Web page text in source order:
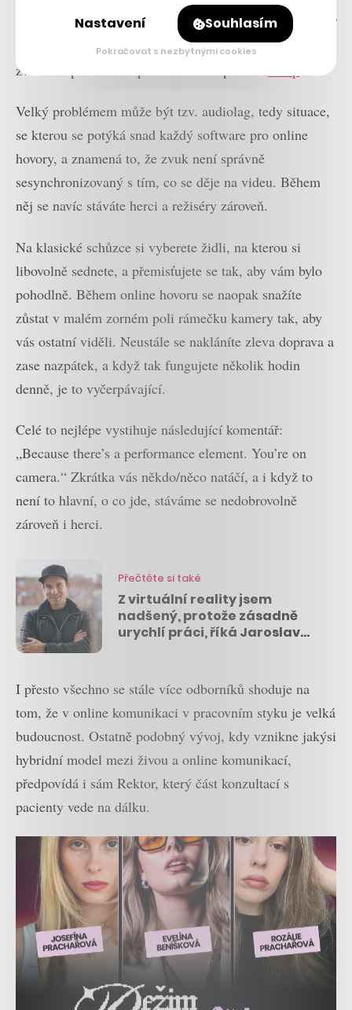
nicméně do blízké budoucnosti řešitelný. Ostatně už teď
existují služby, které právě tyto nepříjemné ruchy
zvládnou potlačit. Například audio aplikace
Velký problémem může být tzv. audiolag, tedy situace,
se kterou se potýká snad každý software pro online
hovory, a znamená to, že zvuk není správně
sesynchronizovaný s tím, co se děje na videu. Během
něj se navíc stáváte herci a režiséry zároveň.
Na klasické schůzce si vyberete židli, na kterou si
libovolně sednete, a přemisťujete se tak, aby vám bylo
pohodlně. Během online hovoru se naopak snažíte
zůstat v malém zorném poli rámečku kamery tak, aby
vás ostatní viděli. Neustále se nakláníte zleva doprava a
zase nazpátek, a když tak fungujete několik hodin
denně, je to vyčerpávající.
Celé to nejlépe vystihuje následující komentář:
„Because there’s a performance element. You’re on
camera.“ Zkrátka vás někdo/něco natáčí, a i když to
není to hlavní, o co jde, stáváme se nedobrovolně
zároveň i herci.
Přečtěte si také
Z virtuální reality jsem
nadšený, protože zásadně
urychlí práci, říká Jaroslav
I přesto všechno se stále více odborníků shoduje na
tom, že v online komunikaci v pracovním styku je velká
budoucnost. Ostatně podobný vývoj, kdy vznikne jakýsi
hybridní model mezi živou a online komunikací,
předpovídá i sám Rektor, který část konzultací s
pacienty vede na dálku.
Nastavení Souhlasím
Pokračovat s nezbytnými cookies